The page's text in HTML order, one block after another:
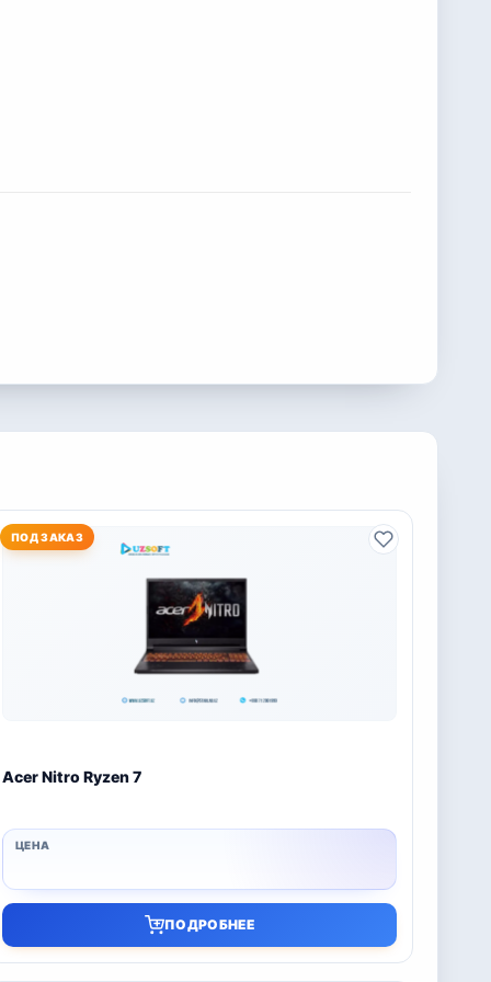
ПОД ЗАКАЗ
Acer Nitro Ryzen 7
ПОДРОБНЕЕ